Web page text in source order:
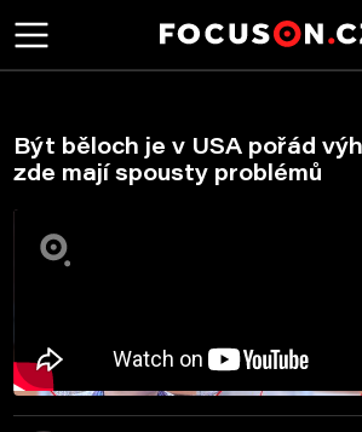
Být běloch je v USA pořád
zde mají spousty problémů